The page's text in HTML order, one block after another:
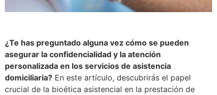
¿Te has preguntado alguna vez cómo se pueden
asegurar la confidencialidad y la atención
personalizada en los servicios de asistencia
domiciliaria? En este artículo, descubrirás el papel
crucial de la bioética asistencial en la prestación de